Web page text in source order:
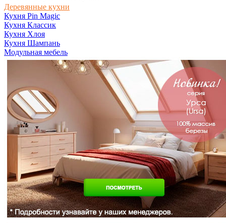
Деревянные кухни
Кухня Pin Magic
Кухня Классик
Кухня Хлоя
Кухня Шампань
Модульная мебель